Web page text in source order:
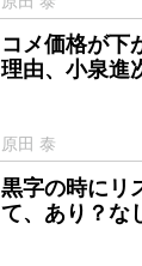
コメ価格が下
理由、小泉進
原田 泰
黒字の時にリ
て、あり？な